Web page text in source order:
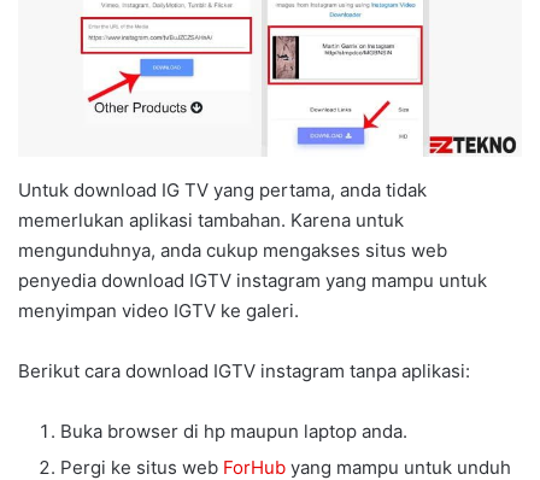
Untuk download IG TV yang pertama, anda tidak
memerlukan aplikasi tambahan. Karena untuk
mengunduhnya, anda cukup mengakses situs web
penyedia download IGTV instagram yang mampu untuk
menyimpan video IGTV ke galeri.
Berikut cara download IGTV instagram tanpa aplikasi:
Buka browser di hp maupun laptop anda.
Pergi ke situs web ForHub yang mampu untuk unduh